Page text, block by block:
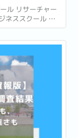
ル リサーチャー
ネススクール 国
Institute for
世界競争力ラン